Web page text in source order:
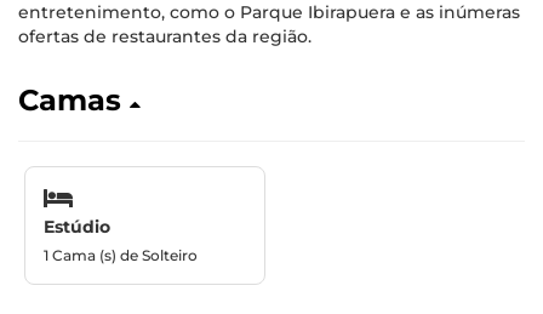
entretenimento, como o Parque Ibirapuera e as inúmeras
ofertas de restaurantes da região.
Camas
Estúdio
1 Cama (s) de Solteiro